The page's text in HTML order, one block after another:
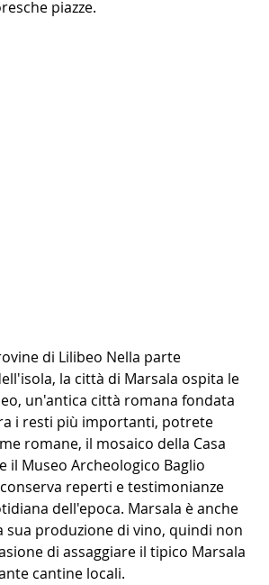
piazze.
di Lilibeo Nella parte
la città di Marsala ospita le
un'antica città romana fondata
i resti più importanti, potrete
romane, il mosaico della Casa
il Museo Archeologico Baglio
reperti e testimonianze
dell'epoca. Marsala è anche
sua produzione di vino, quindi non
di assaggiare il tipico Marsala
cantine locali.